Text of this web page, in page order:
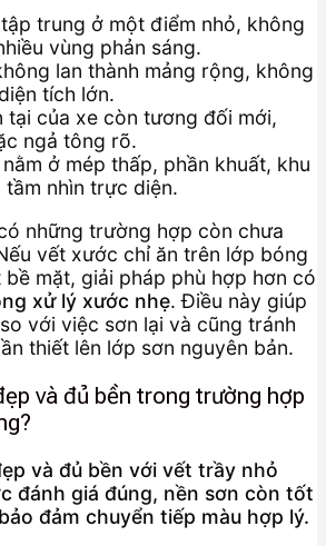
trung ở một điểm nhỏ, không
vùng phản sáng.
lan thành mảng rộng, không
tích lớn.
tại của xe còn tương đối mới,
ngả tông rõ.
ở mép thấp, phần khuất, khu
nhìn trực diện.
những trường hợp còn chưa
vết xước chỉ ăn trên lớp bóng
mặt, giải pháp phù hợp hơn có
xử lý xước nhẹ. Điều này giúp
với việc sơn lại và cũng tránh
thiết lên lớp sơn nguyên bản.
và đủ bền trong trường hợp
và đủ bền với vết trầy nhỏ
đánh giá đúng, nền sơn còn tốt
đảm chuyển tiếp màu hợp lý.